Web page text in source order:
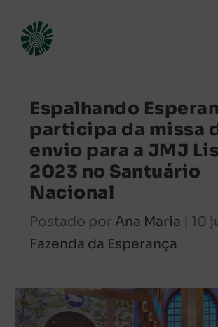
Espalhando
participa da missa
envio para a JMJ
2023 no Santuário
Nacional
Postado por Ana Maria | 10
Fazenda da Esperança